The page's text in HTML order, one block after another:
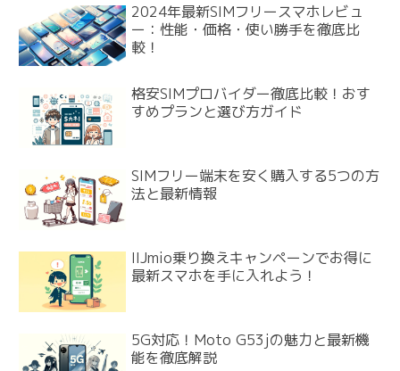
2024年最新SIMフリースマホレビュ
ー：性能・価格・使い勝手を徹底比
較！
格安SIMプロバイダー徹底比較！おす
すめプランと選び方ガイド
SIMフリー端末を安く購入する5つの方
法と最新情報
IIJmio乗り換えキャンペーンでお得に
最新スマホを手に入れよう！
5G対応！Moto G53jの魅力と最新機
能を徹底解説